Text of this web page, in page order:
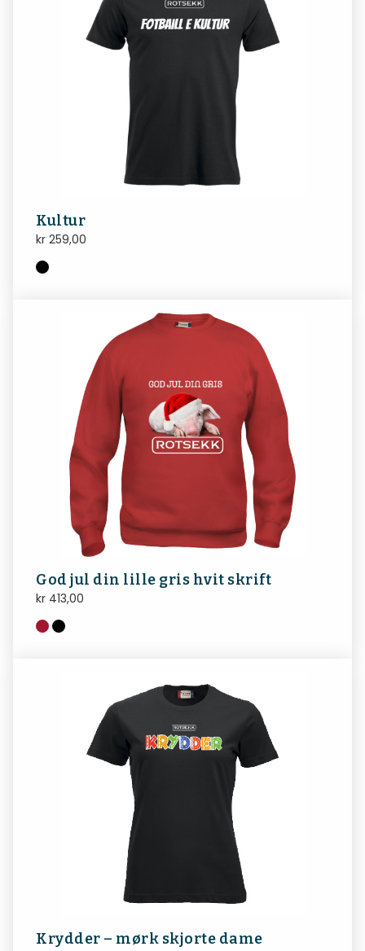
Kultur
kr 259,00
God jul din lille gris hvit skrift
kr 413,00
Krydder – mørk skjorte dame